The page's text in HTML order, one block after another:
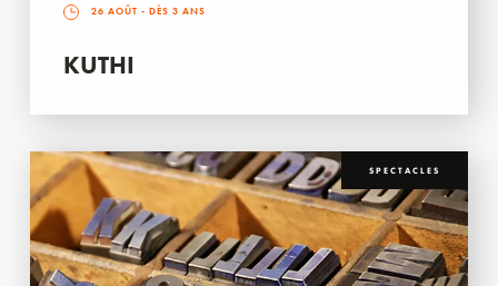
26 AOÛT - DÈS 3 ANS
KUTHI
SPECTACLES